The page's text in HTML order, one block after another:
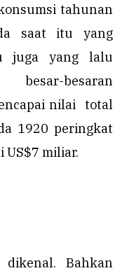
tahunan
saat itu yang
juga yang lalu
besaran
nilai total
1920 peringkat
US$7 miliar.
Bahkan